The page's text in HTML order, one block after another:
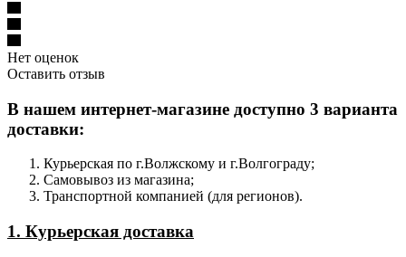
Нет оценок
Оставить отзыв
В нашем интернет-магазине доступно 3 варианта
доставки:
Курьерская по г.Волжскому и г.Волгограду;
Самовывоз из магазина;
Транспортной компанией (для регионов).
1. Курьерская доставка